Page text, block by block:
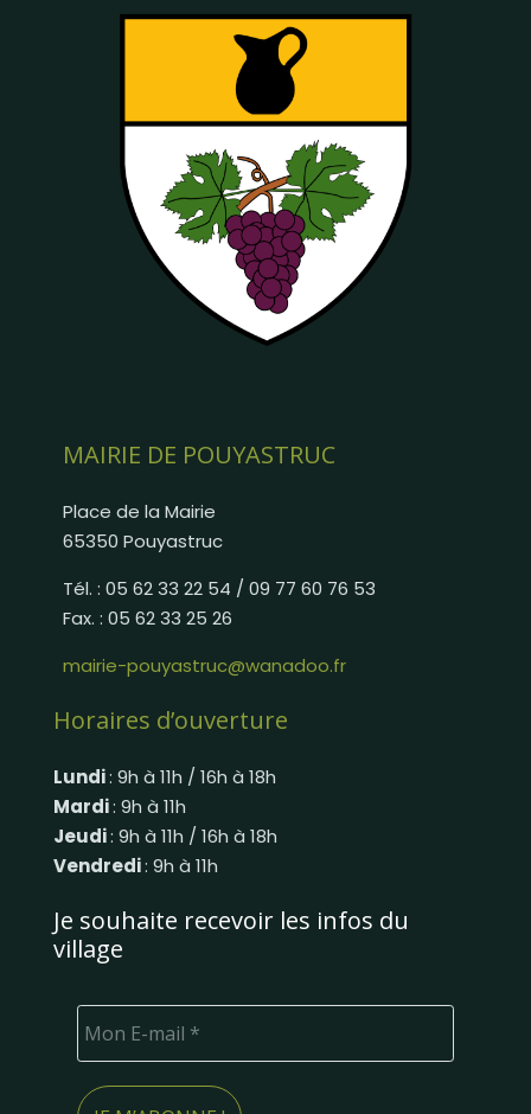
MAIRIE DE POUYASTRUC
Place de la Mairie
65350 Pouyastruc
Tél. : 05 62 33 22 54 / 09 77 60 76 53
Fax. : 05 62 33 25 26
mairie-pouyastruc@wanadoo.fr
Horaires d’ouverture
Lundi: 9h à 11h / 16h à 18h
Mardi: 9h à 11h
Jeudi: 9h à 11h / 16h à 18h
Vendredi: 9h à 11h
Je souhaite recevoir les infos du
village